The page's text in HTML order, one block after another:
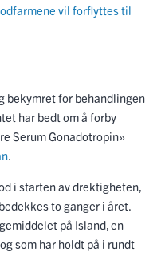
vil forflyttes til
bekymret for behandlingen
har bedt om å forby
Serum Gonadotropin»
i starten av drektigheten,
to ganger i året.
på Island, en
som har holdt på i rundt